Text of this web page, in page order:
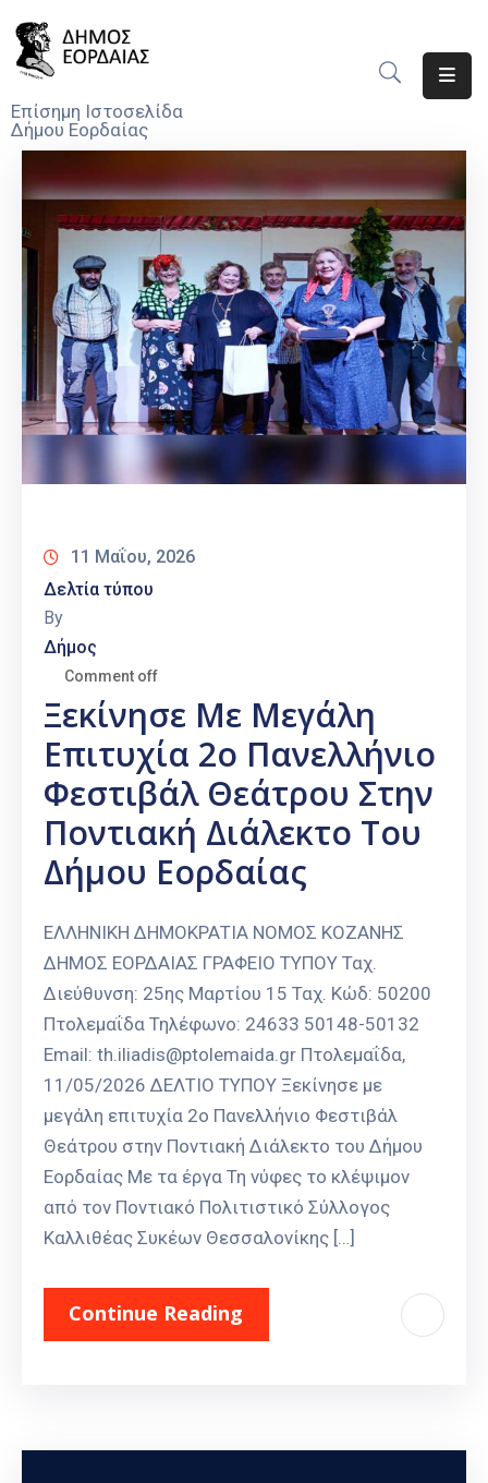
Επίσημη Ιστοσελίδα
Δήμου Εορδαίας
Ο
Υπηρεσίες
Δήμου
Προσκλήσεις
Αποφάσεις
11 Μαΐου, 2026
Δελτία τύπου
By
Δήμος
Comment off
Ξεκίνησε Με Μεγάλη
Επιτυχία 2o Πανελλήνιο
Φεστιβάλ Θεάτρου Στην
Ποντιακή Διάλεκτο Του
Δήμου Εορδαίας
ΕΛΛΗΝΙΚΗ ΔΗΜΟΚΡΑΤΙΑ ΝΟΜΟΣ ΚΟΖΑΝΗΣ
ΔΗΜΟΣ ΕΟΡΔΑΙΑΣ ΓΡΑΦΕΙΟ ΤΥΠΟΥ Ταχ.
Διεύθυνση: 25ης Μαρτίου 15 Ταχ. Κώδ: 50200
Πτολεμαΐδα Τηλέφωνο: 24633 50148-50132
Email: th.iliadis@ptolemaida.gr Πτολεμαΐδα,
11/05/2026 ΔΕΛΤΙΟ ΤΥΠΟΥ Ξεκίνησε με
μεγάλη επιτυχία 2o Πανελλήνιο Φεστιβάλ
Θεάτρου στην Ποντιακή Διάλεκτο του Δήμου
Εορδαίας Με τα έργα Τη νύφες το κλέψιμον
από τον Ποντιακό Πολιτιστικό Σύλλογος
Καλλιθέας Συκέων Θεσσαλονίκης […]
Continue Reading